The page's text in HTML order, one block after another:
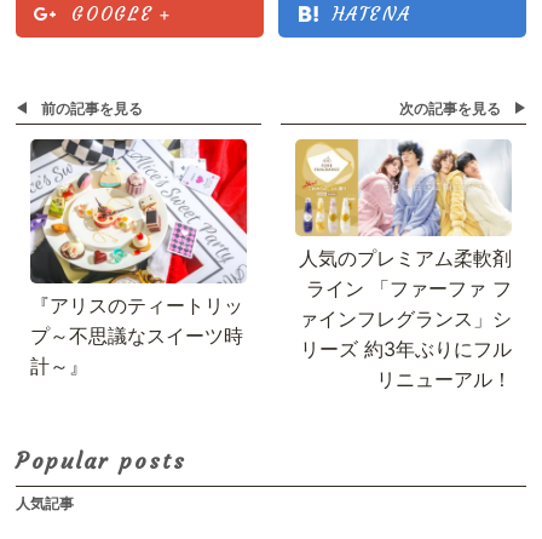
GOOGLE + HATENA
前の記事を見る
『アリスのティートリッ
プ～不思議なスイーツ時
計～』
次の記事を見る
人気のプレミアム柔軟剤
ライン 「ファーファ フ
ァインフレグランス」シ
リーズ 約3年ぶりにフル
リニューアル！
Popular posts
人気記事